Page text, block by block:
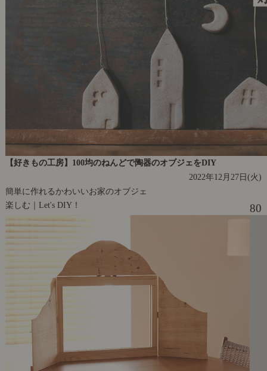
【好きもの工房】100均のねんどで陶器のオブジェをDIY
2022年12月27日(火)
簡単に作れるかわいいお家のオブジェ
楽しむ｜Let's DIY！
80